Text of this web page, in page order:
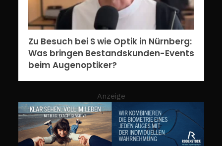
Zu Besuch bei S wie Optik in Nürnberg:
Was bringen Bestandskunden-Events
beim Augenoptiker?
Anzeige